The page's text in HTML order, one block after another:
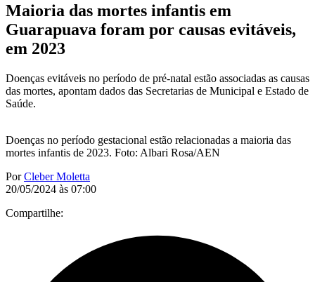
Maioria das mortes infantis em
Guarapuava foram por causas evitáveis,
em 2023
Doenças evitáveis no período de pré-natal estão associadas as causas
das mortes, apontam dados das Secretarias de Municipal e Estado de
Saúde.
Doenças no período gestacional estão relacionadas a maioria das
mortes infantis de 2023. Foto: Albari Rosa/AEN
PorCleber Moletta
20/05/2024 às 07:00
Compartilhe: